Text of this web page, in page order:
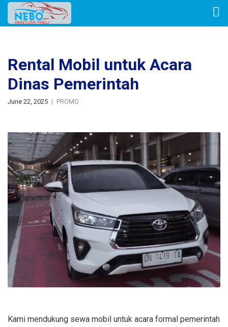
Rental Mobil untuk Acara
Dinas Pemerintah
June 22, 2025 PROMO
Kami mendukung sewa mobil untuk acara formal pemerintah